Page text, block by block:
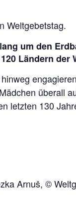
Weltgebetstag.
um den
Ländern der
überall
letzten 130
Arnuš, ©